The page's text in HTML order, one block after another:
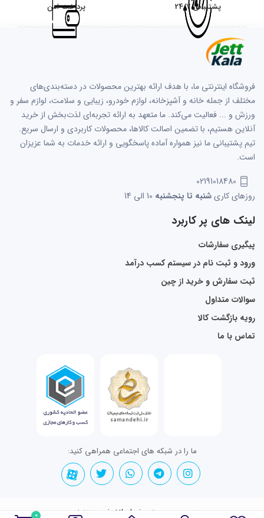
0
پشتیبانی 24/7 پرداخت امن
فروشگاه اینترنتی ما، با هدف ارائه بهترین محصولات در دسته‌بندی‌های
مختلف از جمله خانه و آشپزخانه، لوازم خودرو، زیبایی و سلامت، لوازم سفر و
ورزش و ... فعالیت می‌کند. ما متعهد به ارائه تجربه‌ای لذت‌بخش از خرید
آنلاین هستیم، با تضمین اصالت کالاها، محصولات کاربردی و ارسال سریع.
تیم پشتیبانی ما نیز همواره آماده پاسخگویی و ارائه خدمات به شما عزیزان
است.
02191018480
روزهای کاریشنبه تا پنجشنبه
لینک های پر کاربرد
پیگیری سفارشات
ورود و ثبت نام در سیستم کسب درآمد
ثبت سفارش و خرید از چین
سوالات متداول
رویه بازگشت کالا
تماس با ما
ما را در شبکه های اجتماعی همراهی کنید:
تمامی حقوق برای jettkala.ir محفوظ است.